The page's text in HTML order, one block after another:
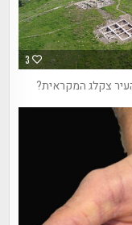
3
צקלג המקראית?